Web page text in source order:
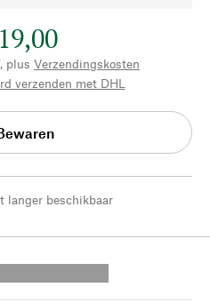
plus Verzendingskosten
verzenden met DHL
langer beschikbaar